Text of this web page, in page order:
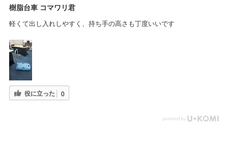
樹脂台車 コマワリ君
軽くて出し入れしやすく、持ち手の高さも丁度いいです
役に立った 0